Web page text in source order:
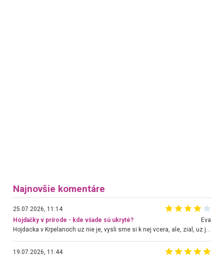
Najnovšie komentáre
25.07.2026, 11:14
Hojdačky v prírode - kde všade sú ukryté?
Eva
19.07.2026, 11:44